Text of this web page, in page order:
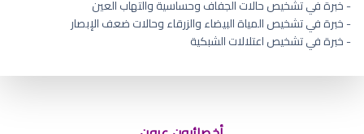
- خبرة في تشخيص حالات الجفاف وحساسية والتهاب العين
- خبرة في تشخيص المياة البيضاء والزرقاء وحالات ضعف الإبصار
- خبرة في تشخيص اعتلالات الشبكية
اعراض جفاف عين واحده